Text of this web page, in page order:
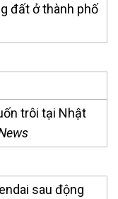
đất ở thành phố
trôi tại Nhật